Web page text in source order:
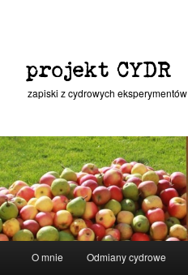
projekt CYDR
zapiski z cydrowych eksperymentów
O mnie Odmiany cydrowe